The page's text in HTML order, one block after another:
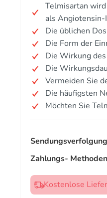
Telmisartan
als
Die üblichen
Die Form der
Die Wirkung
Die
Vermeiden Sie
Die häufigsten
Möchten Sie
Sendungsverfolgung
Zahlungs- Methoden
Kostenlose